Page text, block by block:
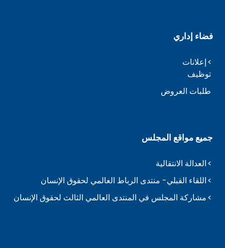
فضاء إداري
إعلانات
توظيف
طلبات العروض
جميع مواقع المجلس
العدالة الانتقالية
اللقاء القبلي- منتدى الرباط العالمي لحقوق الإنسان
مشاركة المجلس في المنتدى العالمي الثالث لحقوق الإنسان